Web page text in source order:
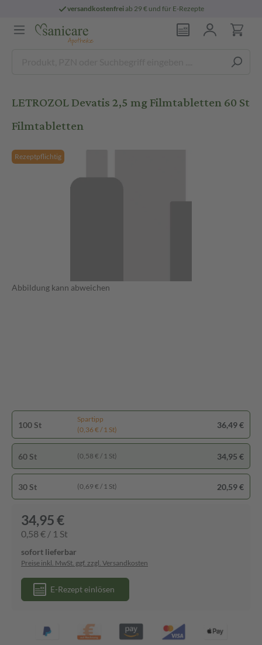
versandkostenfreiab 29 € und für E-Rezepte
LETROZOL Devatis 2,5 mg Filmtabletten 60 St
Filmtabletten
Rezeptpflichtig
Abbildung kann abweichen
100 St
Spartipp
(0,36 € / 1 St)
36,49 €
60 St (0,58 € / 1 St) 34,95 €
30 St (0,69 € / 1 St) 20,59 €
34,95 €
0,58 € / 1 St
sofort lieferbar
Preise inkl. MwSt. ggf. zzgl. Versandkosten
E-Rezept einlösen